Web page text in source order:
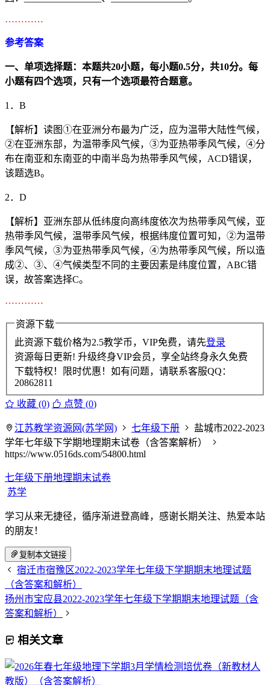
…………
参考答案
一、单项选择题：本题共20小题，每小题0.5分，共10分。每
小题有四个选项，只有一个选项最符合题意。
1．B
【解析】读图①在亚洲分布最为广泛，应为温带大陆性气候，
②在亚洲东部，为温带季风气候，③为亚热带季风气候，④分
布在南亚和东南亚的中南半岛为热带季风气候，ACD错误，
该题选B。
2．D
【解析】亚洲东部从低纬度向高纬度依次为热带季风气候，亚
热带季风气候，温带季风气候，根据纬度位置可知，②为温带
季风气候，③为亚热带季风气候，④为热带季风气候，所以造
成②、③、④气候类型不同的主要因素是纬度位置，ABC错
误，故答案选择C。
…………
资源下载
此资源下载价格为2.5教学币，VIP免费，请先登录
资源每日更新! 升级终身VIP会员，享全站终身永久免费
下载特权！限时优惠！如有问题，请联系客服QQ：
20862811
收藏 (0) 点赞 (0)
江苏教学资源网(苏学网) 七年级下册
盐城市2022-2023
学年七年级下学期地理期末试卷（含答案解析）
https://www.0516ds.com/54800.html
七年级下册地理期末试卷
苏学
学习从来无捷径，循序渐进登高峰，感谢长期关注、热爱本站
的朋友！
复制本文链接
宿迁市宿豫区2022-2023学年七年级下学期期末地理试题
（含答案和解析）
扬州市宝应县2022-2023学年七年级下学期期末地理试题（含
答案和解析）
相关文章